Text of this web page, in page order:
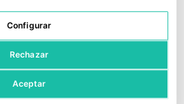
Configurar
Rechazar
Aceptar